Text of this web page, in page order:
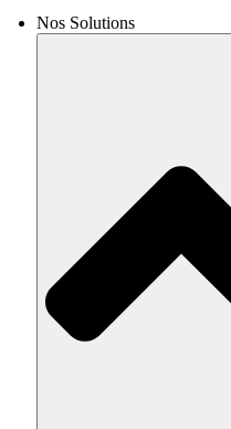
Nos Solutions